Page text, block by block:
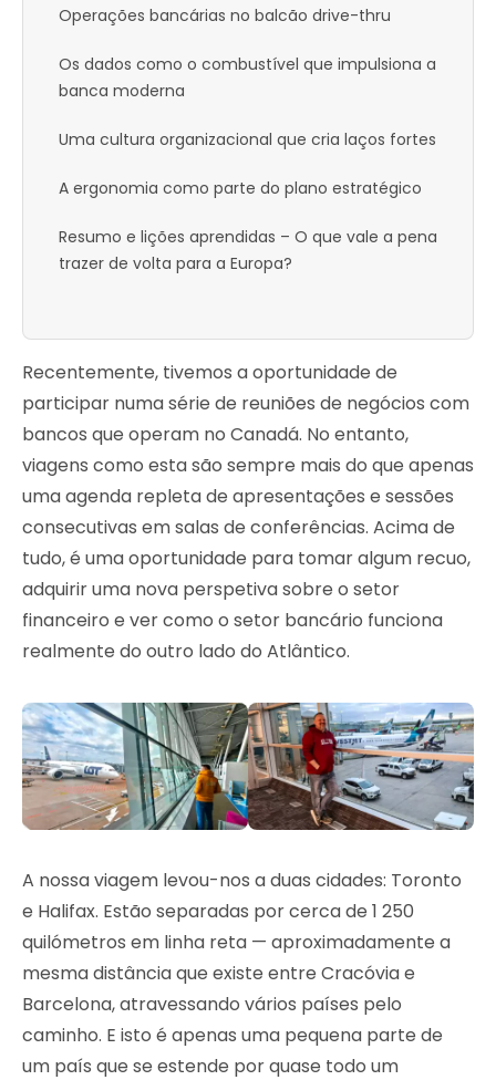
Recentemente, tivemos a oportunidade de
participar numa série de reuniões de negócios com
bancos que operam no Canadá. No entanto,
viagens como esta são sempre mais do que apenas
uma agenda repleta de apresentações e sessões
consecutivas em salas de conferências. Acima de
tudo, é uma oportunidade para tomar algum recuo,
adquirir uma nova perspetiva sobre o setor
financeiro e ver como o setor bancário funciona
realmente do outro lado do Atlântico.
A nossa viagem levou-nos a duas cidades: Toronto
e Halifax. Estão separadas por cerca de 1 250
quilómetros em linha reta — aproximadamente a
mesma distância que existe entre Cracóvia e
Barcelona, atravessando vários países pelo
caminho. E isto é apenas uma pequena parte de
um país que se estende por quase todo um
Operações bancárias no balcão drive-thru
Os dados como o combustível que impulsiona a
banca moderna
Uma cultura organizacional que cria laços fortes
A ergonomia como parte do plano estratégico
Resumo e lições aprendidas – O que vale a pena
trazer de volta para a Europa?